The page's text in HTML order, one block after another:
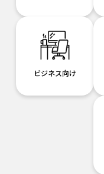
ビジネス向け